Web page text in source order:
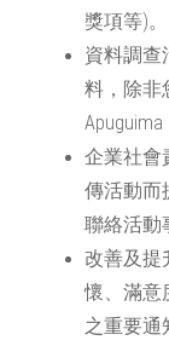
獎項等)。
資料調查
料，除非
Apuguima
企業社會
傳活動而
聯絡活動
改善及提
懷、滿意
之重要通